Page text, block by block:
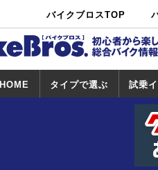
バイクブロスTOP
索
索
HOME タイプで選ぶ 試乗
試乗
一覧
ホンダ
ヤマハ
スズキ
カワ
ハー
BMW
トラ
ドゥ